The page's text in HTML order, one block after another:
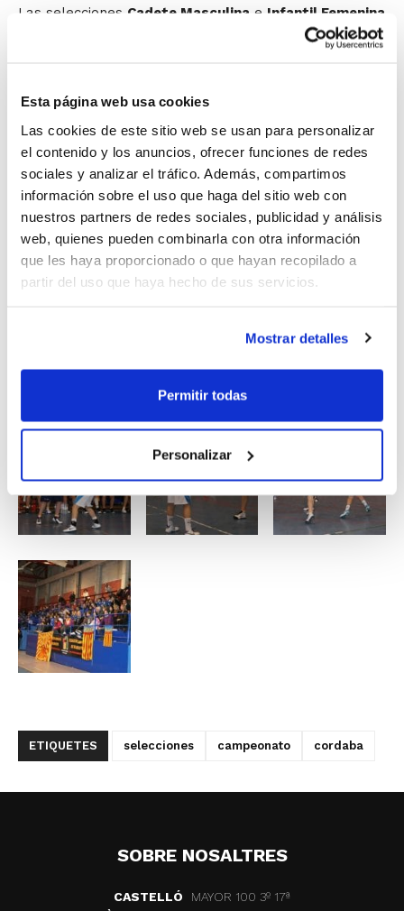
Esta página web usa cookies
Las cookies de este sitio web se usan para personalizar
el contenido y los anuncios, ofrecer funciones de redes
sociales y analizar el tráfico. Además, compartimos
información sobre el uso que haga del sitio web con
nuestros partners de redes sociales, publicidad y análisis
web, quienes pueden combinarla con otra información
que les haya proporcionado o que hayan recopilado a
partir del uso que haya hecho de sus servicios.
Mostrar detalles
Permitir todas
Personalizar
Las selecciones Cadete Masculina e Infantil Femenina
aspiran a conseguir el 5º puesto gracias a su victoria
(09´00 h.) y el de las Infantiles será Andalucía (11´00
h.).
La SelecciónInfantil Masculinano ha conseguido
vencer a Galicia (75-63) y deberá jugar por los puestos
7º y 8º, una plaza que se decidirá con su
enfrentamiento ante Aragón (11´00 h.).
Por otro lado, destacar que el hecho de que todas las
accedido a Cuartos de Final supone que la Comunidad
en categoría Especial, junto a las mejores selecciones
ETIQUETES selecciones campeonato cordaba
SOBRE NOSALTRES
CASTELLÓ
MAYOR 100 3º 17ª